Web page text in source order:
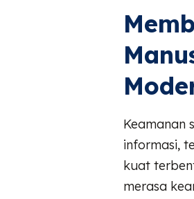
Keamanan
informasi,
kuat
merasa